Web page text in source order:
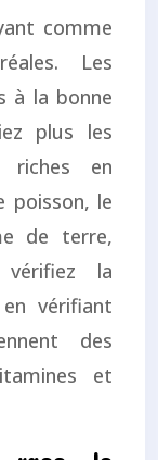
comme
Les
à la bonne
plus les
riches en
poisson, le
de terre,
la
vérifiant
des
et